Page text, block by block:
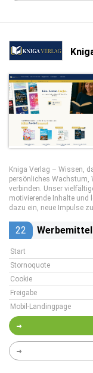
Kniga Verlag – Wissen,
persönliches Wachstum,
verbinden. Unser
motivierende Inhalte und
dazu ein, neue Impulse
22 Werbemittel
Start
Stornoquote
Cookie
Freigabe
Mobil-Landingpage